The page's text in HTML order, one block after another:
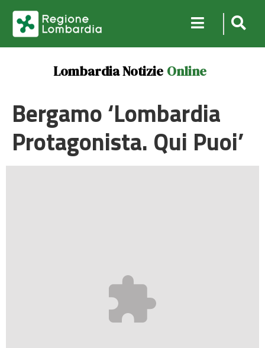
Lombardia Notizie Online
Bergamo ‘Lombardia
Protagonista. Qui Puoi’